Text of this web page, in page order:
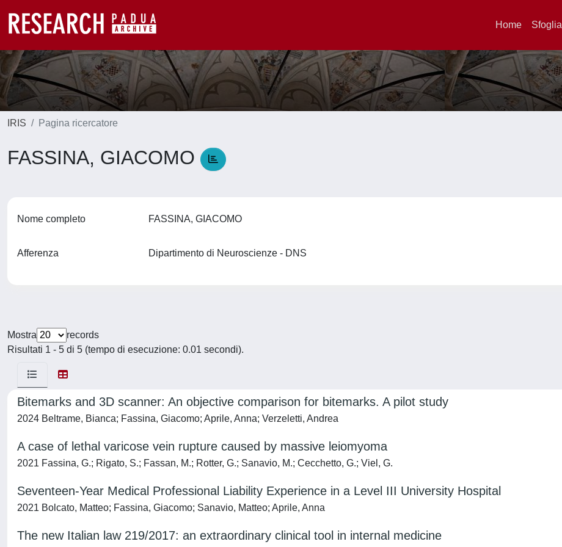
Home Sfoglia
IRIS Pagina ricercatore
FASSINA, GIACOMO
Nome completo FASSINA, GIACOMO
Afferenza Dipartimento di Neuroscienze - DNS
Mostra
records
Risultati 1 - 5 di 5 (tempo di esecuzione: 0.01 secondi).
Bitemarks and 3D scanner: An objective comparison for bitemarks. A pilot study
2024 Beltrame, Bianca; Fassina, Giacomo; Aprile, Anna; Verzeletti, Andrea
A case of lethal varicose vein rupture caused by massive leiomyoma
2021 Fassina, G.; Rigato, S.; Fassan, M.; Rotter, G.; Sanavio, M.; Cecchetto, G.; Viel, G.
Seventeen-Year Medical Professional Liability Experience in a Level III University Hospital
2021 Bolcato, Matteo; Fassina, Giacomo; Sanavio, Matteo; Aprile, Anna
The new Italian law 219/2017: an extraordinary clinical tool in internal medicine